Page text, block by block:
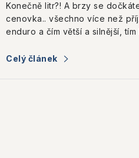
Konečně litr?! A brzy se
cenovka.. všechno více než
enduro a čím větší a silnější, tím
Celý článek